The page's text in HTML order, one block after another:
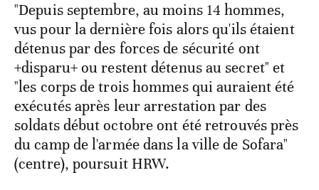
"Depuis septembre, au moins 14 hommes,
vus pour la dernière fois alors qu'ils étaient
détenus par des forces de sécurité ont
+disparu+ ou restent détenus au secret" et
"les corps de trois hommes qui auraient été
exécutés après leur arrestation par des
soldats début octobre ont été retrouvés près
du camp de l'armée dans la ville de Sofara"
(centre), poursuit HRW.